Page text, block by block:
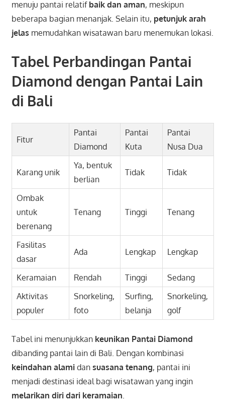
menuju pantai relatif baik dan aman, meskipun
beberapa bagian menanjak. Selain itu, petunjuk arah
jelas memudahkan wisatawan baru menemukan lokasi.
Tabel Perbandingan Pantai
Diamond dengan Pantai Lain
di Bali
Fitur
Pantai
Diamond
Pantai
Kuta
Pantai
Nusa Dua
Karang unik
Ya, bentuk
berlian
Tidak Tidak
Ombak
untuk
berenang
Tenang Tinggi Tenang
Fasilitas
dasar
Ada Lengkap Lengkap
Keramaian Rendah Tinggi
Sedang
Aktivitas
populer
Snorkeling,
foto
Surfing,
belanja
Snorkeling,
golf
Tabel ini menunjukkan keunikan Pantai Diamond
dibanding pantai lain di Bali. Dengan kombinasi
keindahan alamidan suasana tenang, pantai ini
menjadi destinasi ideal bagi wisatawan yang ingin
melarikan diri dari keramaian